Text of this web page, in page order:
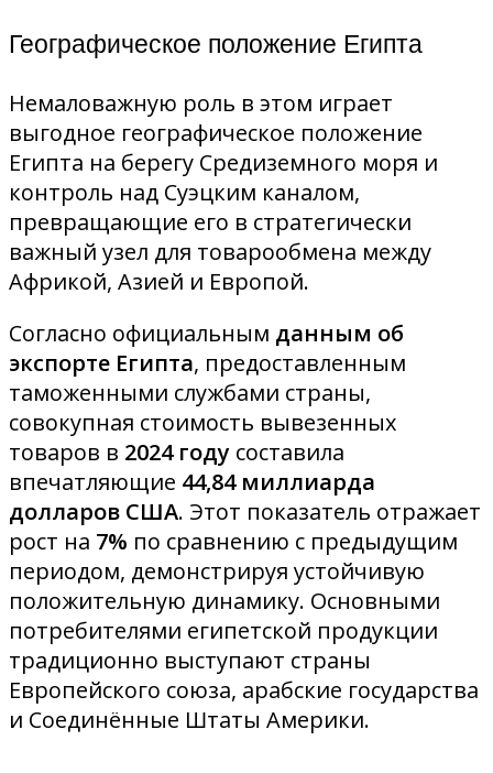
Географическое положение Египта
Немаловажную роль в этом играет
выгодное географическое положение
Египта на берегу Средиземного моря и
контроль над Суэцким каналом,
превращающие его в стратегически
важный узел для товарообмена между
Африкой, Азией и Европой.
Согласно официальным данным об
экспорте Египта, предоставленным
таможенными службами страны,
совокупная стоимость вывезенных
товаров в 2024 году составила
впечатляющие 44,84 миллиарда
долларов США. Этот показатель отражает
рост на 7% по сравнению с предыдущим
периодом, демонстрируя устойчивую
положительную динамику. Основными
потребителями египетской продукции
традиционно выступают страны
Европейского союза, арабские государства
и Соединённые Штаты Америки.